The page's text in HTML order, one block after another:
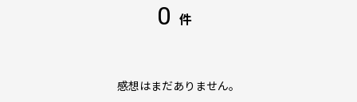
0 件
感想はまだありません。